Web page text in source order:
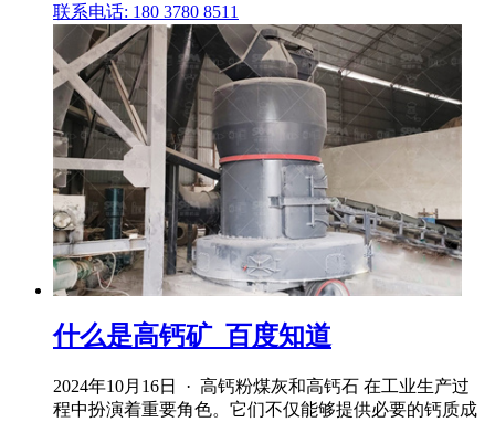
联系电话: 180 3780 8511
什么是高钙矿_百度知道
2024年10月16日 · 高钙粉煤灰和高钙石 在工业生产过
程中扮演着重要角色。它们不仅能够提供必要的钙质成